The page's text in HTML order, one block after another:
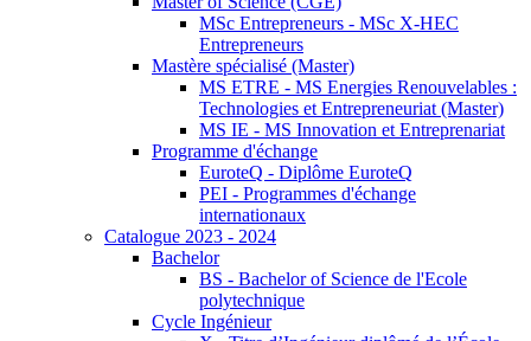
MSc Entrepreneurs - MSc X-HEC
Entrepreneurs
Mastère spécialisé (Master)
MS ETRE - MS Energies Renouvelables :
Technologies et Entrepreneuriat (Master)
MS IE - MS Innovation et Entreprenariat
Programme d'échange
EuroteQ - Diplôme EuroteQ
PEI - Programmes d'échange
internationaux
Catalogue 2023 - 2024
Bachelor
BS - Bachelor of Science de l'Ecole
polytechnique
Cycle Ingénieur